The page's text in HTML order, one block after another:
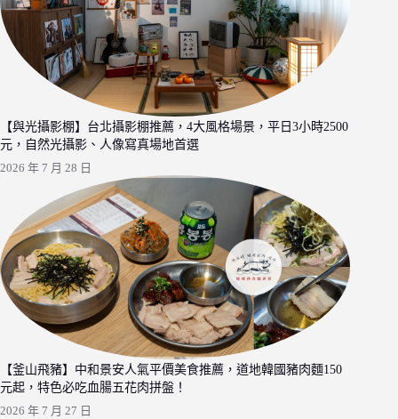
【與光攝影棚】台北攝影棚推薦，4大風格場景，平日3小時2500
元，自然光攝影、人像寫真場地首選
2026 年 7 月 28 日
【釜山飛豬】中和景安人氣平價美食推薦，道地韓國豬肉麵150
元起，特色必吃血腸五花肉拼盤！
2026 年 7 月 27 日